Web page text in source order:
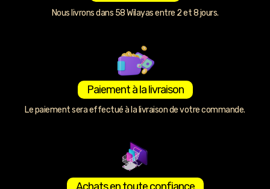
Nous livrons dans 58 Wilayas entre 2 et 8 jours.
Paiement à la livraison
Le paiement sera effectué à la livraison de votre commande.
Achats en toute confiance